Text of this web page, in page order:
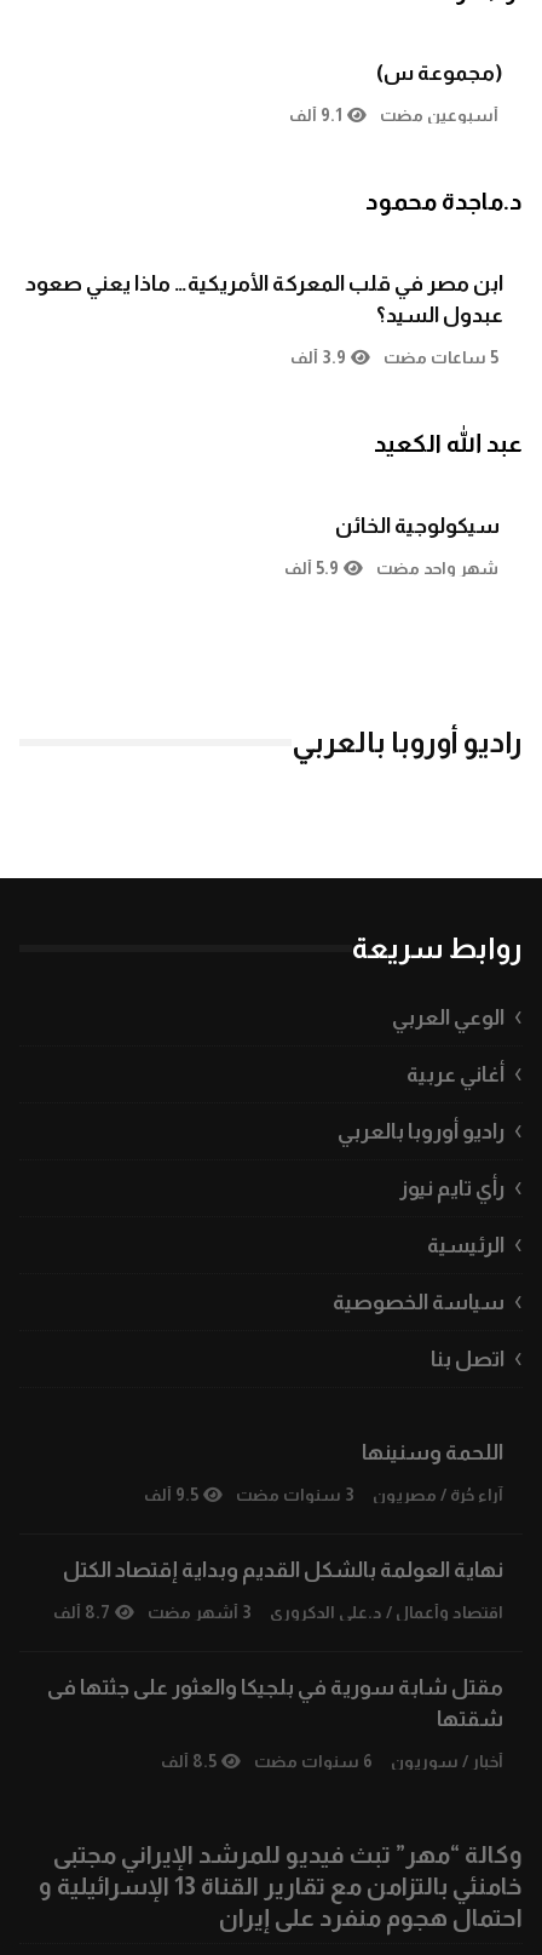
(مجموعة س)
أسبوعين مضت 9.1 ألف
د.ماجدة محمود
ابن مصر في قلب المعركة الأمريكية… ماذا يعني صعود
عبدول السيد؟
5 ساعات مضت 3.9 ألف
عبد الله الكعيد
سيكولوجية الخائن
شهر واحد مضت 5.9 ألف
راديو أوروبا بالعربي
روابط سريعة
الوعي العربي
أغاني عربية
راديو أوروبا بالعربي
رأي تايم نيوز
الرئيسية
سياسة الخصوصية
اتصل بنا
اللحمة وسنينها
آراء حُرة / مصريون 3 سنوات مضت 9.5 ألف
نهاية العولمة بالشكل القديم وبداية إقتصاد الكتل
اقتصاد وأعمال / د.علي الدكروري 3 أشهر مضت 8.7 ألف
مقتل شابة سورية في بلجيكا والعثور على جثتها فى
شقتها
أخبار / سوريون 6 سنوات مضت 8.5 ألف
وكالة “مهر” تبث فيديو للمرشد الإيراني مجتبى
خامنئي بالتزامن مع تقارير القناة 13 الإسرائيلية و
احتمال هجوم منفرد على إيران